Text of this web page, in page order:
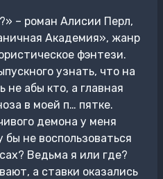
– роман Алисии Перл,
Академия», жанр
фэнтези.
узнать, что на
не абы кто, а главная
в моей п… пятке.
демона у меня
не воспользоваться
Ведьма я или где?
а ставки оказались